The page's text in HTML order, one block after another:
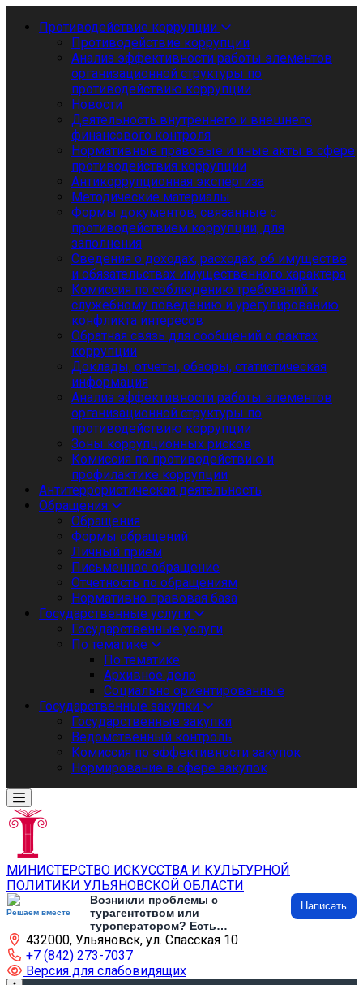
Противодействие коррупции
Противодействие коррупции
Анализ эффективности работы элементов
организационной структуры по
противодействию коррупции
Новости
Деятельность внутреннего и внешнего
финансового контроля
Нормативные правовые и иные акты в сфере
противодействия коррупции
Антикоррупционная экспертиза
Методические материалы
Формы документов, связанные с
противодействием коррупции, для
заполнения
Сведения о доходах, расходах, об имуществе
и обязательствах имущественного характера
Комиссия по соблюдению требований к
служебному поведению и урегулированию
конфликта интересов
Обратная связь для сообщений о фактах
коррупции
Доклады, отчеты, обзоры, статистическая
информация
Анализ эффективности работы элементов
организационной структуры по
противодействию коррупции
Зоны коррупционных рисков
Комиссия по противодействию и
профилактике коррупции
Антитеррористическая деятельность
Обращения
Обращения
Формы обращений
Личный приём
Письменное обращение
Отчетность по обращениям
Нормативно правовая база
Государственные услуги
Государственные услуги
По тематике
По тематике
Архивное дело
Социально ориентированные
Государственные закупки
Государственные закупки
Ведомственный контроль
Комиссия по эффективности закупок
Нормирование в сфере закупок
МИНИСТЕРСТВО ИСКУССТВА И КУЛЬТУРНОЙ
ПОЛИТИКИ УЛЬЯНОВСКОЙ ОБЛАСТИ
Решаем вместе
Возникли проблемы с
турагентством или
туроператором? Есть
предложения по развитию
туризма и туристической
инфраструктуры? Напишите об
этом
Написать
432000, Ульяновск, ул. Спасская 10
+7 (842) 273-7037
Версия для слабовидящих